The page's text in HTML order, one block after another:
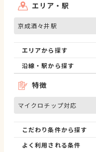
エリア・駅
京成酒々井駅
エリアから探す
沿線・駅から探す
特徴
マイクロチップ対応
こだわり条件から探す
よく利用される条件